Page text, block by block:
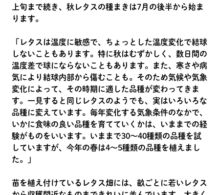
上旬まで続き、秋レタスの種まきは7月の後半から始ま
ります。
「レタスは温度に敏感で、ちょっとした温度変化で結球
しないこともあります。特に秋はむずかしく、数日間の
温度差で球にならないこともあります。また、寒さや病
気により結球内部から傷むことも。そのため気候や気象
変化によって、その時期に適した品種が変わってきま
す。一見すると同じレタスのようでも、実はいろいろな
品種に変えています。毎年変化する気象条件のなかで、
いかに食味の良い品種を育てていくかは、いままでの経
験がものをいいます。いままで30～40種類の品種を試
していますが、今年の春は4〜5種類の品種を植えまし
た。」
苗を植え付けているレタス畑には、畝ごとに若いレタス